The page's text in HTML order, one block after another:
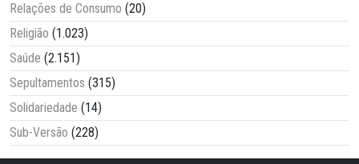
Relações de Consumo (20)
Religião (1.023)
Saúde (2.151)
Sepultamentos (315)
Solidariedade (14)
Sub-Versão (228)